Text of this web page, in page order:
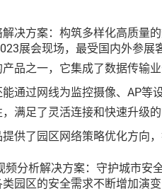
解决方案：构筑多样化高质量
展会现场，最受国内外参
品之一，它集成了数据传输
通过网线为监控摄像、AP等
满足了灵活连接和快速升级的
供了园区网络策略优化方向
频分析解决方案：守护城市安
园区的安全需求不断增加演